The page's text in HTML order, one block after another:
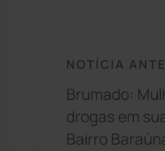
NOTÍCIA
Brumado:
drogas em
Bairro